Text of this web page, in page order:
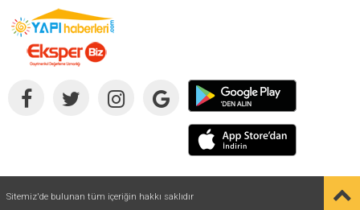
Sitemiz'de bulunan tüm içeriğin hakkı saklıdır